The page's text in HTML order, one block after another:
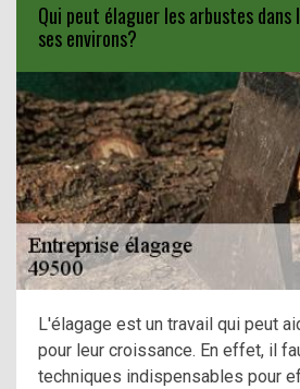
Qui peut élaguer les arbustes
ses environs?
L'élagage est un travail qui peut
pour leur croissance. En effet, il
techniques indispensables pour